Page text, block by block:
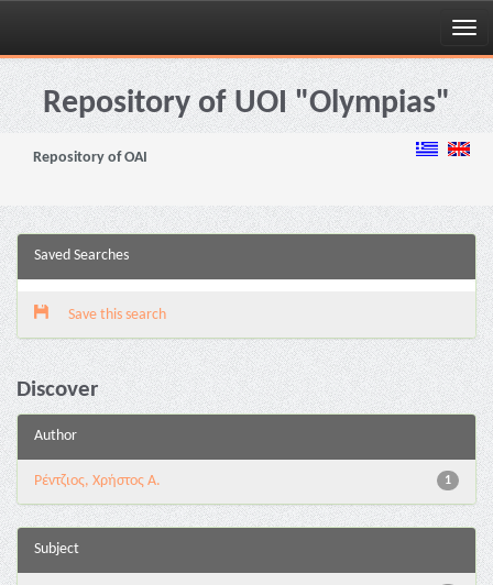
Skip
navigationRepository of UOI "Olympias"
Repository of OAI
Saved Searches
Save this search
Discover
Author
1
Ρέντζιος, Χρήστος Α.
Subject